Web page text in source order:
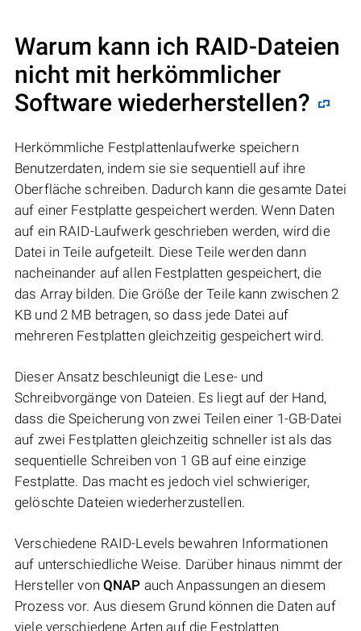
Warum kann ich RAID-Dateien
nicht mit herkömmlicher
Software wiederherstellen?
Herkömmliche Festplattenlaufwerke speichern
Benutzerdaten, indem sie sie sequentiell auf ihre
Oberfläche schreiben. Dadurch kann die gesamte Datei
auf einer Festplatte gespeichert werden. Wenn Daten
auf ein RAID-Laufwerk geschrieben werden, wird die
Datei in Teile aufgeteilt. Diese Teile werden dann
nacheinander auf allen Festplatten gespeichert, die
das Array bilden. Die Größe der Teile kann zwischen 2
KB und 2 MB betragen, so dass jede Datei auf
mehreren Festplatten gleichzeitig gespeichert wird.
Dieser Ansatz beschleunigt die Lese- und
Schreibvorgänge von Dateien. Es liegt auf der Hand,
dass die Speicherung von zwei Teilen einer 1-GB-Datei
auf zwei Festplatten gleichzeitig schneller ist als das
sequentielle Schreiben von 1 GB auf eine einzige
Festplatte. Das macht es jedoch viel schwieriger,
gelöschte Dateien wiederherzustellen.
Verschiedene RAID-Levels bewahren Informationen
auf unterschiedliche Weise. Darüber hinaus nimmt der
Hersteller von QNAP auch Anpassungen an diesem
Prozess vor. Aus diesem Grund können die Daten auf
viele verschiedene Arten auf die Festplatten